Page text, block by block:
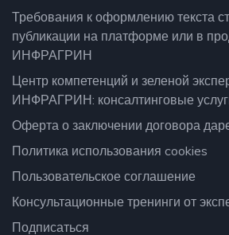
Требования к оформлению текста
публикации на платформе или в
ИНФРАГРИН
Центр компетенций и зеленой
ИНФРАГРИН: консалтинговые
Оферта о заключении договора
Политика использования cookies
Пользовательское соглашение
Консультационные тренинги от
Подписаться